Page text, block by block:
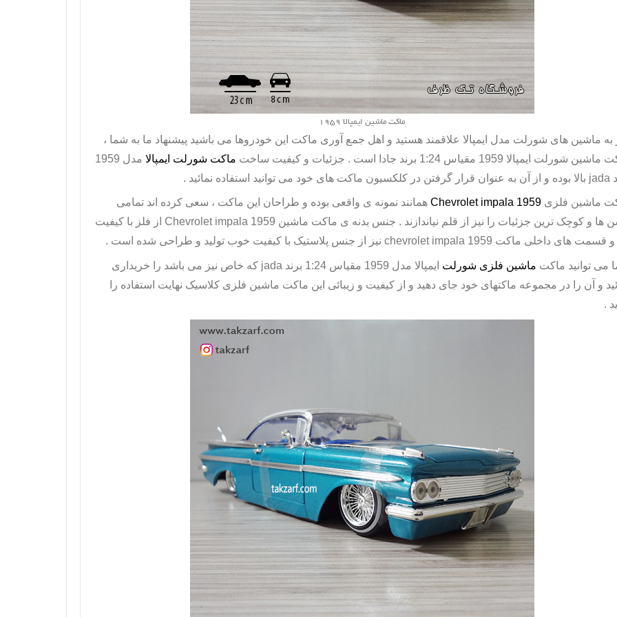
ماکت ماشین ایمپالا 1959
به ماشین های شورلت مدل ایمپالا علاقمند هستید و اهل جمع آوری ماکت این خودروها می باشید پیشنهاد ما به شما ،
شورلت ایمپالا 1959 مقیاس 1:24 برند جادا است . جزئیات و کیفیت ساخت
ماکت شورلت ایمپالا
مدل 1959
jada بالا بوده و از آن به عنوان قرار گرفتن در کلکسیون ماکت های خود می توانید استفاده نمائید .
ماشین فلزیChevrolet impala 1959 همانند نمونه ی واقعی بوده و طراحان این ماکت ، سعی کرده اند تمامی
ها و کوچک ترین جزئیات را نیز از قلم نیاندازند . جنس بدنه ی ماکت ماشین Chevrolet impala 1959 از فلز با کیفیت
و قسمت های داخلی ماکت chevrolet impala 1959 نیز از جنس پلاستیک با کیفیت خوب تولید و طراحی شده است .
می توانید ماکت ماشین فلزی شورلت ایمپالا مدل 1959 مقیاس 1:24 برند jada که خاص نیز می باشد را خریداری
و آن را در مجموعه ماکتهای خود جای دهید و از کیفیت و زیبائی این ماکت ماشین فلزی کلاسیک نهایت استفاده را
.